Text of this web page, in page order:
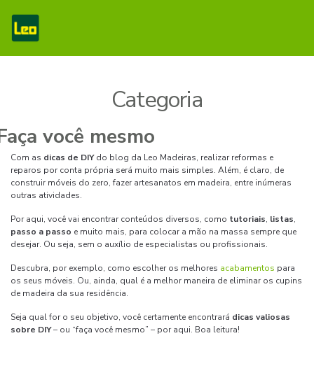
Categoria
Com as dicas de DIYdo blog da Leo Madeiras, realizar reformas e
reparos por conta própria será muito mais simples. Além, é claro, de
construir móveis do zero, fazer artesanatos em madeira, entre inúmeras
outras atividades.
Por aqui, você vai encontrar conteúdos diversos, como tutoriais, listas,
passo a passo e muito mais, para colocar a mão na massa sempre que
desejar. Ou seja, sem o auxílio de especialistas ou profissionais.
Descubra, por exemplo, como escolher os melhores acabamentos para
os seus móveis. Ou, ainda, qual é a melhor maneira de eliminar os cupins
de madeira da sua residência.
Seja qual for o seu objetivo, você certamente encontrará dicas valiosas
sobre DIY– ou “faça você mesmo” – por aqui. Boa leitura!